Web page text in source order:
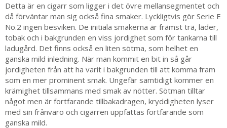
Detta är en cigarr som ligger i det övre mellansegmentet och
då förväntar man sig också fina smaker. Lyckligtvis gör Serie E
No.2 ingen besviken. De initiala smakerna är främst trä, läder,
tobak och i bakgrunden en viss jordighet som för tankarna till
ladugård. Det finns också en liten sötma, som helhet en
ganska mild inledning. När man kommit en bit in så går
jordigheten från att ha varit i bakgrunden till att komma fram
som en mer prominent smak. Ungefär samtidigt kommer en
krämighet tillsammans med smak av nötter. Sötman tilltar
något men är fortfarande tillbakadragen, kryddigheten lyser
med sin frånvaro och cigarren uppfattas fortfarande som
ganska mild.